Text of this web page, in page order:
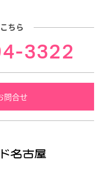
ちら
3322
問合せ